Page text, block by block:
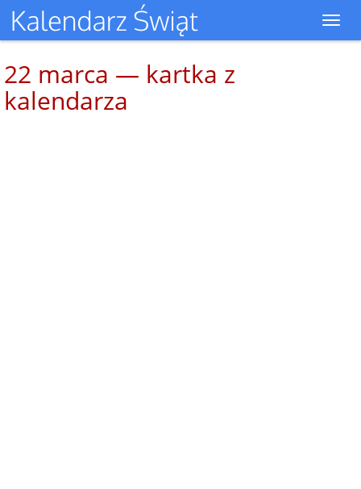
22 marca — kartka z
kalendarza